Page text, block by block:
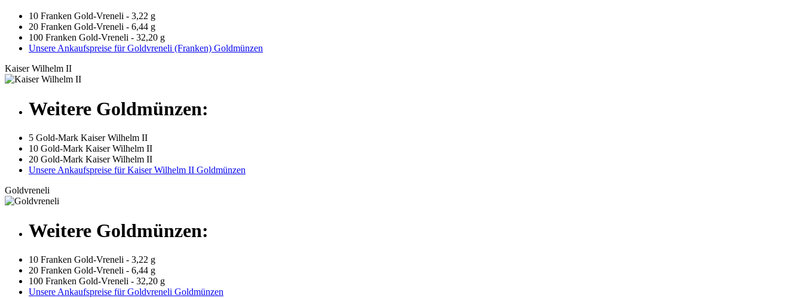
10 Franken Gold-Vreneli - 3,22 g
20 Franken Gold-Vreneli - 6,44 g
100 Franken Gold-Vreneli - 32,20 g
Unsere Ankaufspreise für Goldvreneli (Franken) Goldmünzen
Kaiser Wilhelm II
Weitere Goldmünzen:
5 Gold-Mark Kaiser Wilhelm II
10 Gold-Mark Kaiser Wilhelm II
20 Gold-Mark Kaiser Wilhelm II
Unsere Ankaufspreise für Kaiser Wilhelm II Goldmünzen
Goldvreneli
Weitere Goldmünzen:
10 Franken Gold-Vreneli - 3,22 g
20 Franken Gold-Vreneli - 6,44 g
100 Franken Gold-Vreneli - 32,20 g
Unsere Ankaufspreise für Goldvreneli Goldmünzen